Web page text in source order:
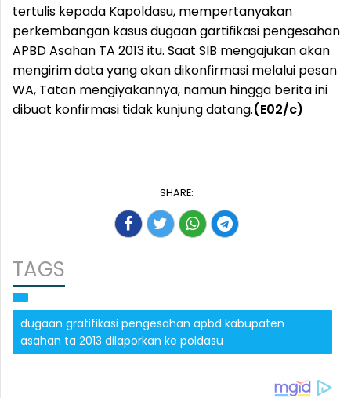
tertulis kepada Kapoldasu, mempertanyakan
perkembangan kasus dugaan gartifikasi pengesahan
APBD Asahan TA 2013 itu. Saat SIB mengajukan akan
mengirim data yang akan dikonfirmasi melalui pesan
WA, Tatan mengiyakannya, namun hingga berita ini
dibuat konfirmasi tidak kunjung datang.(E02/c)
SHARE:
TAGS
dugaan gratifikasi pengesahan apbd kabupaten
asahan ta 2013 dilaporkan ke poldasu